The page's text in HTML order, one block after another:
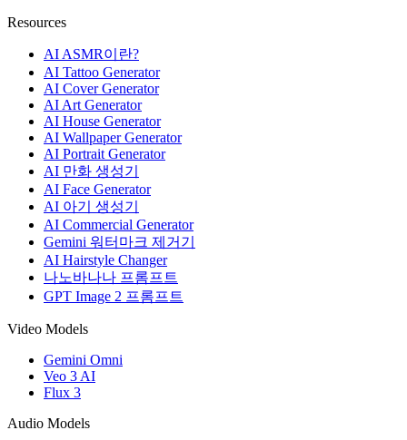
Resources
AI ASMR이란?
AI Tattoo Generator
AI Cover Generator
AI Art Generator
AI House Generator
AI Wallpaper Generator
AI Portrait Generator
AI 만화 생성기
AI Face Generator
AI 아기 생성기
AI Commercial Generator
Gemini 워터마크 제거기
AI Hairstyle Changer
나노바나나 프롬프트
GPT Image 2 프롬프트
Video Models
Gemini Omni
Veo 3 AI
Flux 3
Audio Models